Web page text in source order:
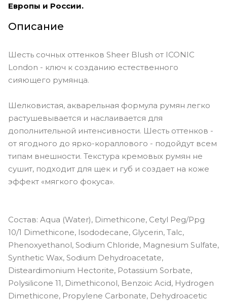
Европы и России.
Описание
Шесть сочных оттенков Sheer Blush от ICONIC
London - ключ к созданию естественного
сияющего румянца.
Шелковистая, акварельная формула румян легко
растушевывается и наслаивается для
дополнительной интенсивности. Шесть оттенков -
от ягодного до ярко-кораллового - подойдут всем
типам внешности. Текстура кремовых румян не
сушит, подходит для щек и губ и создает на коже
эффект «мягкого фокуса».
Состав: Aqua (Water), Dimethicone, Cetyl Peg/Ppg
10/1 Dimethicone, Isododecane, Glycerin, Talc,
Phenoxyethanol, Sodium Chloride, Magnesium Sulfate,
Synthetic Wax, Sodium Dehydroacetate,
Disteardimonium Hectorite, Potassium Sorbate,
Polysilicone 11, Dimethiconol, Benzoic Acid, Hydrogen
Dimethicone, Propylene Carbonate, Dehydroacetic